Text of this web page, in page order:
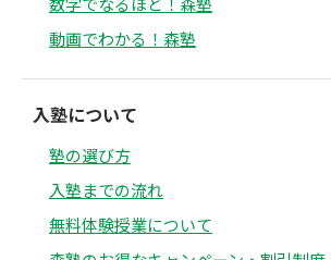
動画でわかる！森塾
入塾について
塾の選び方
入塾までの流れ
無料体験授業について